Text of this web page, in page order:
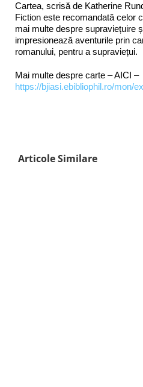
Cartea, scrisă de Katherine
Fiction este recomandată celor
mai multe despre supraviețuire
impresionează aventurile prin
romanului, pentru a supraviețui.
Mai multe despre carte – AICI –
https://bjiasi.ebibliophil.ro/mon/
Articole Similare